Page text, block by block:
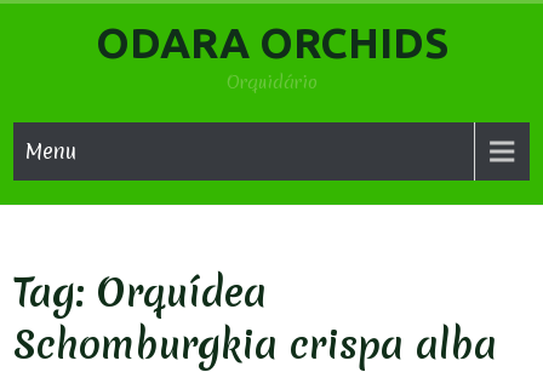
ODARA ORCHIDS
Orquidário
Menu
Tag: Orquídea
Schomburgkia crispa alba